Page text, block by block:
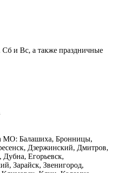
Сб и Вс, а также праздничные
МО: Балашиха, Бронницы,
Дзержинский, Дмитров,
Егорьевск,
Зарайск, Звенигород,